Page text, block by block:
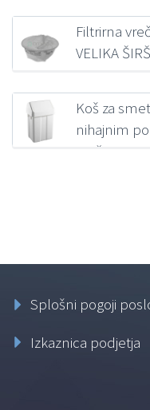
Filtrirna
VELIKA
SC3500 s
110,61€z
Koš za
nihajnim
vrečo
Splošni pogoji
Izkaznica podjetja